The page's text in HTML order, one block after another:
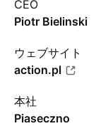
CEO
Piotr Bielinski
ウェブサイト
action.pl
本社
Piaseczno